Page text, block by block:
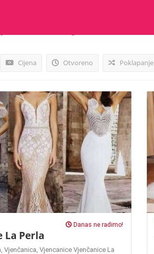
Cijena Otvoreno Poklapanje
Danas ne radimo!
La Perla
Vjenčanica, Vjencanice Vjenčanice La